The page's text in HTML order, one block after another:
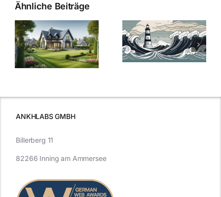
Ähnliche Beiträge
Bauzinsen im
Sturm: Die
aktuelle
Entwicklung
Die Evolution
der
Bauzinsen: Ein
Blick in die
ANKHLABS GMBH
Billerberg 11
82266 Inning am Ammersee